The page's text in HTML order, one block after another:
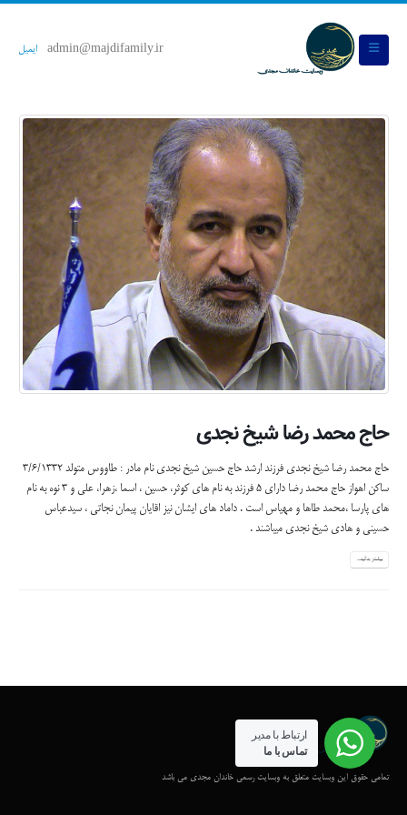
admin@majdifamily.ir ایمیل
حاج محمد رضا شیخ نجدی
حاج محمد رضا شیخ نجدی فرزند ارشد حاج حسین شیخ نجدی نام مادر : طاووس متولد 3/6/1332
ساکن اهواز حاج محمد رضا دارای ۵ فرزند به نام های کوثر، حسین ، اسما ،زهرا، علی و 3 نوه به نام
های پارسا ،محمد طاها و مهیاس است . داماد های ایشان نیز اقایان پیمان نجاتی ، سیدعباس
حسینی و هادی شیخ نجدی میباشند .
بیشتر بدانید...
تمامی حقوق این وبسایت متعلق به وبسایت رسمی خاندان مجدی می باشد
ارتباط با مدیر
تماس با ما